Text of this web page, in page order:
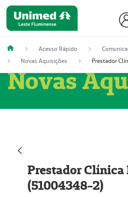
Acesso Rápido
Novas Aquisições
Novas
Prestador Clínica
(51004348-2)